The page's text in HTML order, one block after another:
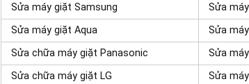
Sửa máy giặt Samsung Sửa
Sửa máy giặt Aqua
Sửa
Sửa chữa máy giặt Panasonic
Sửa
Sửa chữa máy giặt LG
Sửa